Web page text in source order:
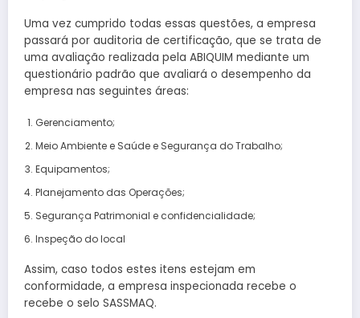
Uma vez cumprido todas essas questões, a empresa
passará por auditoria de certificação, que se trata de
uma avaliação realizada pela ABIQUIM mediante um
questionário padrão que avaliará o desempenho da
empresa nas seguintes áreas:
Gerenciamento;
Meio Ambiente e Saúde e Segurança do Trabalho;
Equipamentos;
Planejamento das Operações;
Segurança Patrimonial e confidencialidade;
Inspeção do local
Assim, caso todos estes itens estejam em
conformidade, a empresa inspecionada recebe o
recebe o selo SASSMAQ.